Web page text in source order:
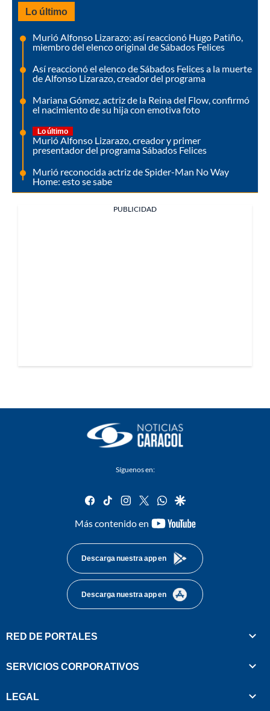
Lo último
Murió Alfonso Lizarazo: así reaccionó Hugo Patiño,
miembro del elenco original de Sábados Felices
Así reaccionó el elenco de Sábados Felices a la muerte
de Alfonso Lizarazo, creador del programa
Mariana Gómez, actriz de la Reina del Flow, confirmó
el nacimiento de su hija con emotiva foto
Lo último
Murió Alfonso Lizarazo, creador y primer
presentador del programa Sábados Felices
Murió reconocida actriz de Spider-Man No Way
Home: esto se sabe
PUBLICIDAD
Síguenos en:
facebook
tiktok instagram
twitterwhatsapp
google
Más contenido en
youtube-
Descarga nuestra app en
Descarga nuestra app en
RED DE PORTALES
SERVICIOS CORPORATIVOS
LEGAL